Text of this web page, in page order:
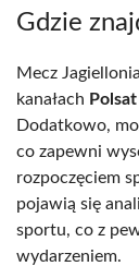
Gdzie
Mecz
kanałach
Dodatkowo,
co zapewni
rozpoczęciem
pojawią się
sportu, co z
wydarzeniem.